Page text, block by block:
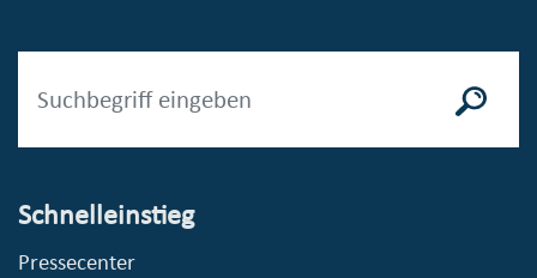
Schnelleinstieg
Pressecenter